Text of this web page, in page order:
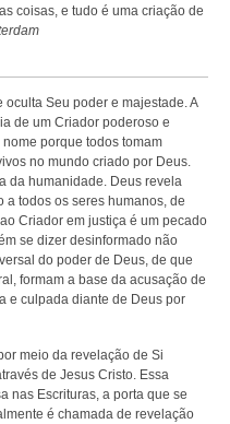
coisas, e tudo é uma criação de
Seu poder e majestade. A
de um Criador poderoso e
porque todos tomam
no mundo criado por Deus.
da humanidade. Deus revela
a todos os seres humanos, de
Criador em justiça é um pecado
se dizer desinformado não
do poder de Deus, de que
formam a base da acusação de
e culpada diante de Deus por
meio da revelação de Si
de Jesus Cristo. Essa
nas Escrituras, a porta que se
é chamada de revelação